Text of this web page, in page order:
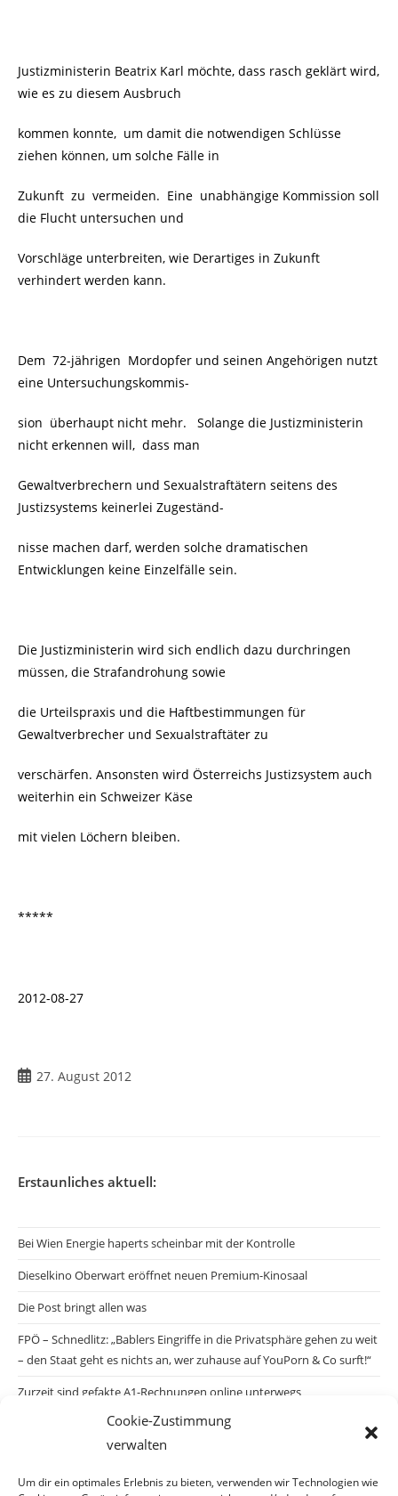
Cookie-Zustimmung
verwalten
Um dir ein optimales Erlebnis zu bieten, verwenden wir Technologien wie
Justizministerin Beatrix Karl möchte, dass rasch geklärt wird,
wie es zu diesem Ausbruch
kommen konnte, um damit die notwendigen Schlüsse
ziehen können, um solche Fälle in
Zukunft zu vermeiden. Eine unabhängige Kommission soll
die Flucht untersuchen und
Vorschläge unterbreiten, wie Derartiges in Zukunft
verhindert werden kann.
Dem 72-jährigen Mordopfer und seinen Angehörigen nutzt
eine Untersuchungskommis-
sion überhaupt nicht mehr. Solange die Justizministerin
nicht erkennen will, dass man
Gewaltverbrechern und Sexualstraftätern seitens des
Justizsystems keinerlei Zugeständ-
nisse machen darf, werden solche dramatischen
Entwicklungen keine Einzelfälle sein.
Die Justizministerin wird sich endlich dazu durchringen
müssen, die Strafandrohung sowie
die Urteilspraxis und die Haftbestimmungen für
Gewaltverbrecher und Sexualstraftäter zu
verschärfen. Ansonsten wird Österreichs Justizsystem auch
weiterhin ein Schweizer Käse
mit vielen Löchern bleiben.
*****
2012-08-27
27. August 2012
Erstaunliches aktuell:
Bei Wien Energie haperts scheinbar mit der Kontrolle
Dieselkino Oberwart eröffnet neuen Premium-Kinosaal
Die Post bringt allen was
FPÖ – Schnedlitz: „Bablers Eingriffe in die Privatsphäre gehen zu weit
– den Staat geht es nichts an, wer zuhause auf YouPorn & Co surft!“
Zurzeit sind gefakte A1-Rechnungen online unterwegs
Salzburgs Juden und ihre Sicherheit: „Erst nach einem Anschlag wäre
die Gefahr endlich konkret!“
Biologisches Wunder in Ceuta